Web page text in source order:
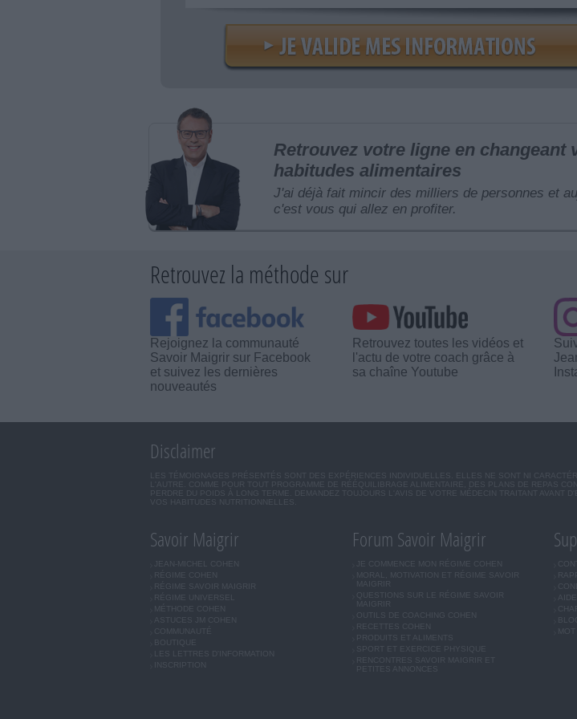
Retrouvez votre ligne en changeant
habitudes alimentaires
J'ai déjà fait mincir des milliers de personnes et
c'est vous qui allez en profiter.
Retrouvez la méthode sur
Rejoignez la communauté
Savoir Maigrir sur Facebook
et suivez les dernières
nouveautés
Retrouvez toutes les vidéos et
l'actu de votre coach grâce à
sa chaîne Youtube
Disclaimer
LES TÉMOIGNAGES PRÉSENTÉS SONT DES EXPÉRIENCES INDIVIDUELLES. ELLES NE SONT NI
L'AUTRE. COMME POUR TOUT PROGRAMME DE RÉÉQUILIBRAGE ALIMENTAIRE, DES PLANS DE REPAS
PERDRE DU POIDS À LONG TERME. DEMANDEZ TOUJOURS L'AVIS DE VOTRE MÉDECIN TRAITANT AVANT
VOS HABITUDES NUTRITIONNELLES.
Savoir Maigrir
JEAN-MICHEL COHEN
RÉGIME COHEN
RÉGIME SAVOIR MAIGRIR
RÉGIME UNIVERSEL
ASTUCES JM COHEN
COMMUNAUTÉ
LES LETTRES D'INFORMATION
INSCRIPTION
Forum Savoir Maigrir
JE COMMENCE MON RÉGIME COHEN
MORAL, MOTIVATION ET RÉGIME SAVOIR
MAIGRIR
QUESTIONS SUR LE RÉGIME SAVOIR
MAIGRIR
OUTILS DE COACHING COHEN
RECETTES COHEN
PRODUITS ET ALIMENTS
SPORT ET EXERCICE PHYSIQUE
RENCONTRES SAVOIR MAIGRIR ET
PETITES ANNONCES